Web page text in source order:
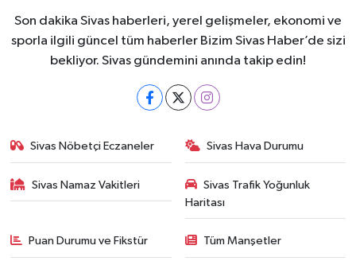
Son dakika Sivas haberleri, yerel gelişmeler, ekonomi ve
sporla ilgili güncel tüm haberler Bizim Sivas Haber’de sizi
bekliyor. Sivas gündemini anında takip edin!
Sivas Nöbetçi Eczaneler Sivas Hava Durumu
Sivas Namaz Vakitleri
Sivas Trafik Yoğunluk
Haritası
Puan Durumu ve Fikstür Tüm Manşetler